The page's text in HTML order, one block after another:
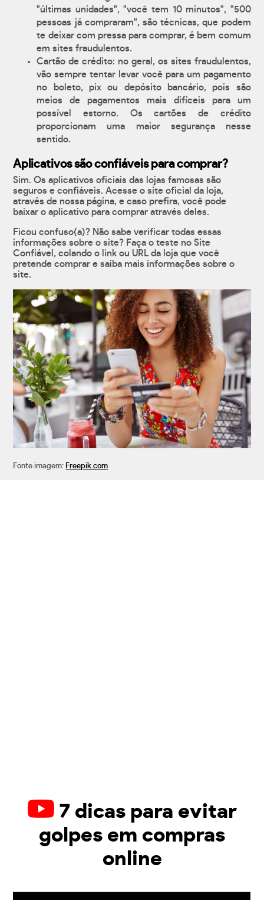
"últimas unidades", "você tem 10 minutos", "500
pessoas já compraram", são técnicas, que podem
te deixar com pressa para comprar, é bem comum
em sites fraudulentos.
Cartão de crédito: no geral, os sites fraudulentos,
vão sempre tentar levar você para um pagamento
no boleto, pix ou depósito bancário, pois são
meios de pagamentos mais difíceis para um
possível estorno. Os cartões de crédito
proporcionam uma maior segurança nesse
sentido.
Aplicativos são confiáveis para comprar?
Sim. Os aplicativos oficiais das lojas famosas são
seguros e confiáveis. Acesse o site oficial da loja,
através de nossa página, e caso prefira, você pode
baixar o aplicativo para comprar através deles.
Ficou confuso(a)? Não sabe verificar todas essas
informações sobre o site? Faça o teste no Site
Confiável, colando o link ou URL da loja que você
pretende comprar e saiba mais informações sobre o
site.
Fonte imagem: Freepik.com
7 dicas para evitar
golpes em compras
online